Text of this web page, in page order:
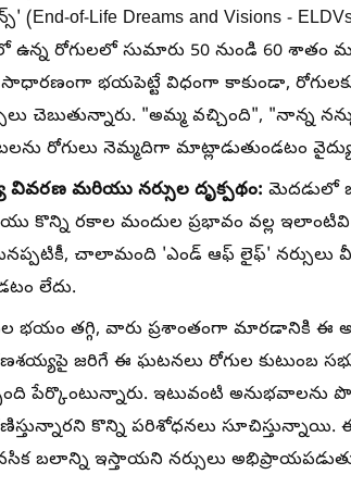
(End-of-Life Dreams and Visions -
ఉన్న రోగులలో సుమారు 50 నుండి 60 శాతం
భయపెట్టే విధంగా కాకుండా,
చెబుతున్నారు. "అమ్మ వచ్చింది", "నాన్న
రోగులు నెమ్మదిగా మాట్లాడుతుండటం
వివరణ మరియు నర్సుల దృక్పథం: మెదడులో
కొన్ని రకాల మందుల ప్రభావం వల్ల ఇలాంటివి
చాలామంది 'ఎండ్ ఆఫ్ లైఫ్' నర్సులు
లేదు.
భయం తగ్గి, వారు ప్రశాంతంగా మారడానికి
జరిగే ఈ ఘటనలు రోగుల కుటుంబ
పేర్కొంటున్నారు. ఇటువంటి అనుభవాలను
కొన్ని పరిశోధనలు
బలాన్ని ఇస్తాయని నర్సులు